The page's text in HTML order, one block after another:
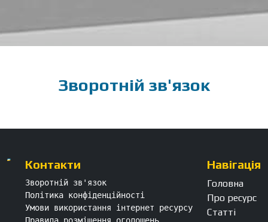
Зворотній зв'язок
Контакти
Зворотній зв'язок
Політика конфіденційності
Умови використання інтернет ресурсу
Правила розміщення оголошень
Навігація
Головна
Про ресурс
Статті